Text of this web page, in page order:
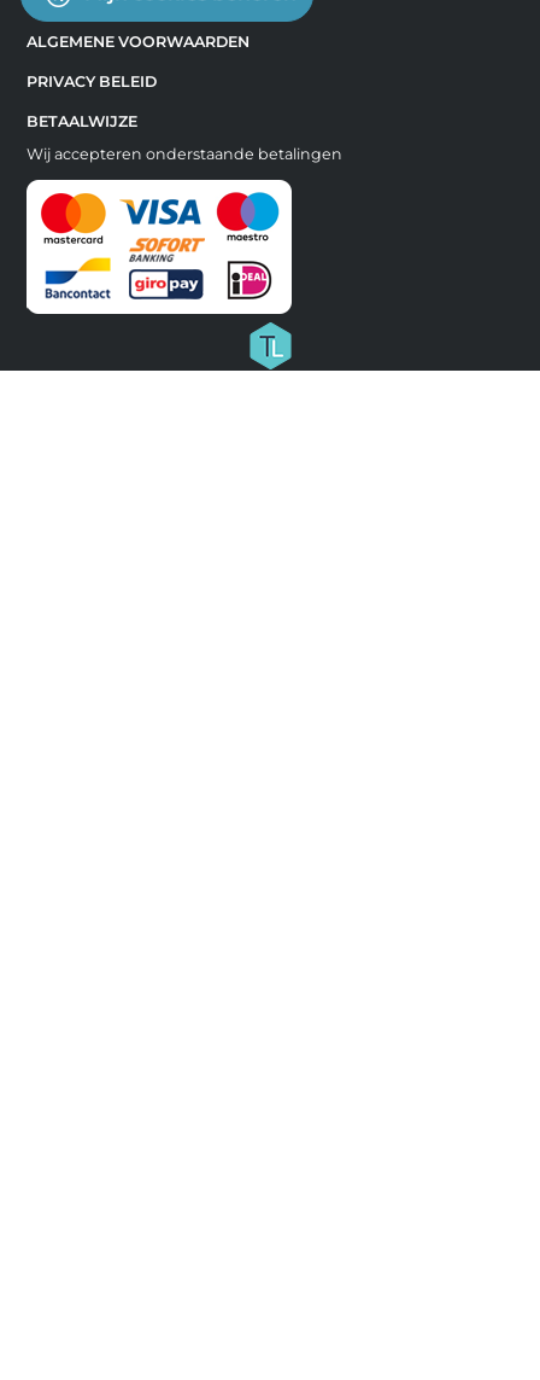
ALGEMENE VOORWAARDEN
PRIVACY BELEID
BETAALWIJZE
Wij accepteren onderstaande betalingen